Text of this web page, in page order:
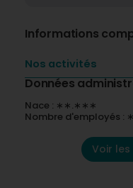
Informations
Nos activités
Données
Nace : ∗∗.∗∗∗
Nombre d'employés :
Voir